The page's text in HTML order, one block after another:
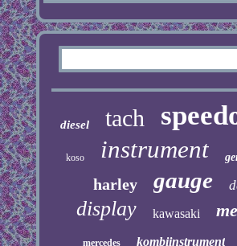
diesel tach
koso instrument
harley gauge
display kawasaki
mercedes kombiinstrument